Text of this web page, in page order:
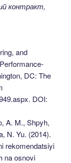
контракт,
and
DC: The
DOI:
A. M., Shpyh,
N. Yu. (2014).
rekomendatsiyi
na osnovi